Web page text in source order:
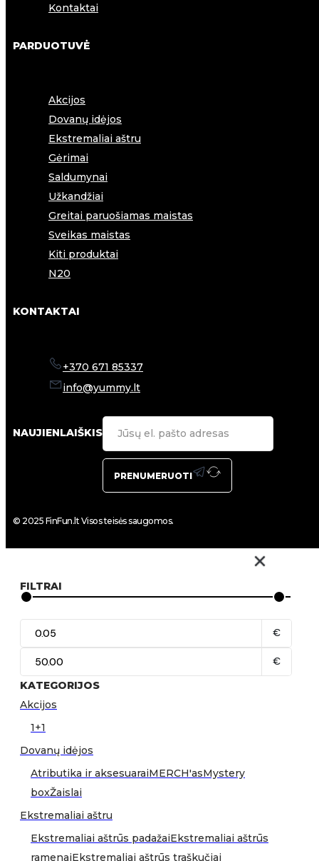
Kontaktai
PARDUOTUVĖ
Akcijos
Dovanų idėjos
Ekstremaliai aštru
Gėrimai
Saldumynai
Užkandžiai
Greitai paruošiamas maistas
Sveikas maistas
Kiti produktai
N20
KONTAKTAI
+370 671 85337
info@yummy.lt
NAUJIENLAIŠKIS
PRENUMERUOTI
© 2025 FinFun.lt Visos teisės saugomos.
FILTRAI
€
€
KATEGORIJOS
Akcijos
1+1
Dovanų idėjos
Atributika ir aksesuaraiMERCH'asMystery
boxŽaislai
Ekstremaliai aštru
Ekstremaliai aštrūs padažaiEkstremaliai aštrūs
ramenaiEkstremaliai aštrūs traškučiai